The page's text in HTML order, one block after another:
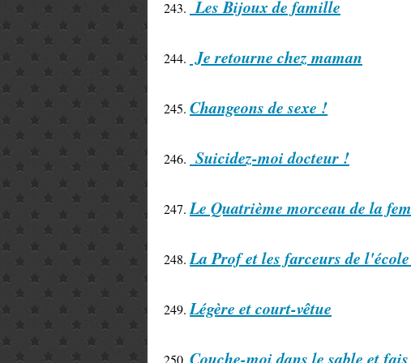
243. Les Bijoux de famille
244. Je retourne chez maman
245. Changeons de sexe !
246. Suicidez-moi docteur !
247. Le Quatrième morceau de la
248. La Prof et les farceurs de
249. Légère et court-vêtue
250. Couche-moi dans le sable et